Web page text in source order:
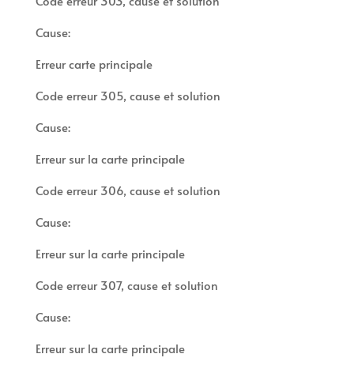
Cause:
Erreur carte principale
Code erreur 305, cause et solution
Cause:
Erreur sur la carte principale
Code erreur 306, cause et solution
Cause:
Erreur sur la carte principale
Code erreur 307, cause et solution
Cause:
Erreur sur la carte principale